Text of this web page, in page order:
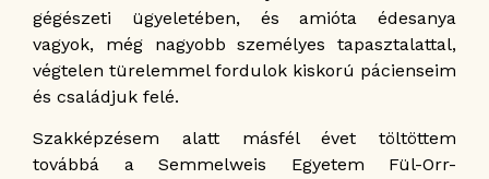
gégészeti ügyeletében, és amióta édesanya
vagyok, még nagyobb személyes tapasztalattal,
végtelen türelemmel fordulok kiskorú pácienseim
és családjuk felé.
Szakképzésem alatt másfél évet töltöttem
továbbá a Semmelweis Egyetem Fül-Orr-